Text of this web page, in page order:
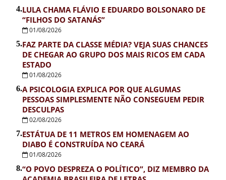
4.LULA CHAMA FLÁVIO E EDUARDO BOLSONARO DE
“FILHOS DO SATANÁS”
01/08/2026
5.FAZ PARTE DA CLASSE MÉDIA? VEJA SUAS CHANCES
DE CHEGAR AO GRUPO DOS MAIS RICOS EM CADA
ESTADO
01/08/2026
6.A PSICOLOGIA EXPLICA POR QUE ALGUMAS
PESSOAS SIMPLESMENTE NÃO CONSEGUEM PEDIR
DESCULPAS
02/08/2026
7.ESTÁTUA DE 11 METROS EM HOMENAGEM AO
DIABO É CONSTRUÍDA NO CEARÁ
01/08/2026
8.“O POVO DESPREZA O POLÍTICO”, DIZ MEMBRO DA